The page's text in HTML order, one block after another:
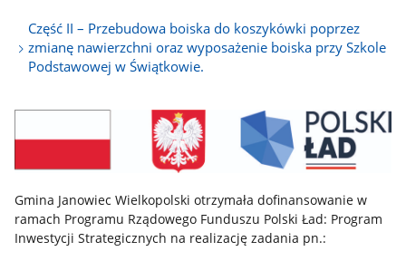
Część II – Przebudowa boiska do koszykówki poprzez
zmianę nawierzchni oraz wyposażenie boiska przy Szkole
Podstawowej w Świątkowie.
Gmina Janowiec Wielkopolski otrzymała dofinansowanie w
ramach Programu Rządowego Funduszu Polski Ład: Program
Inwestycji Strategicznych na realizację zadania pn.: